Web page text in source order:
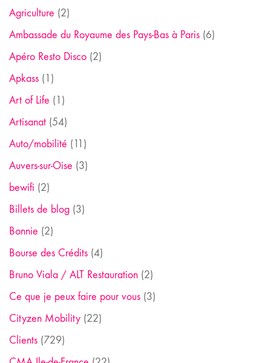
Agriculture (2)
Ambassade du Royaume des Pays-Bas à Paris (6)
Apéro Resto Disco (2)
Apkass (1)
Art of Life (1)
Artisanat (54)
Auto/mobilité (11)
Auvers-sur-Oise (3)
bewifi (2)
Billets de blog (3)
Bonnie (2)
Bourse des Crédits (4)
Bruno Viala / ALT Restauration (2)
Ce que je peux faire pour vous (3)
Cityzen Mobility (22)
Clients (729)